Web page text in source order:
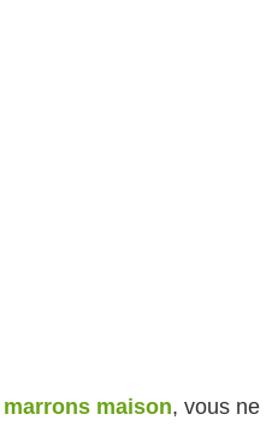
maison, vous ne